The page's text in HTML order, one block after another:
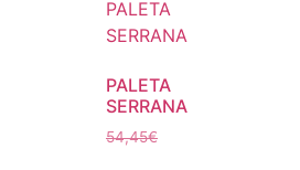
PALETA
SERRANA
54,45€